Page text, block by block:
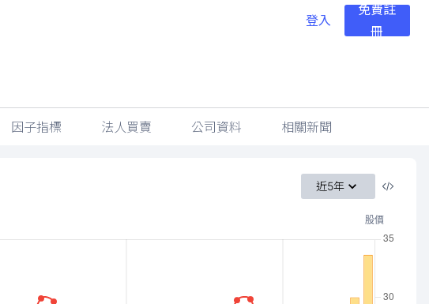
登入
免費註
冊
因子指標 法人買賣 公司資料 相關新聞
近5年